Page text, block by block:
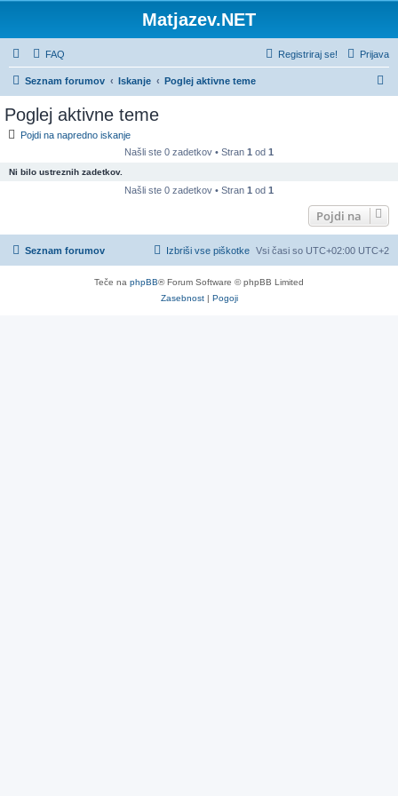
Matjazev.NET
FAQ Prijava
Registriraj se!
Seznam forumov Iskanje Poglej aktivne teme
e
Poglej aktivne teme
Pojdi na napredno iskanje
Našli ste 0 zadetkov • Stran 1 od 1
Ni bilo ustreznih zadetkov.
Našli ste 0 zadetkov • Stran 1 od 1
Pojdi na
Seznam forumov Vsi časi so UTC+02:00 UTC+2
Izbriši vse piškotke
Teče na phpBB® Forum Software © phpBB Limited
Zasebnost| Pogoji